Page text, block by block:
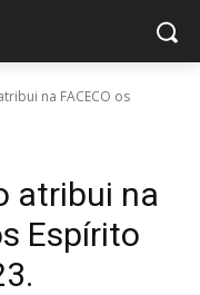
na FACECO os
atribui na
Espírito